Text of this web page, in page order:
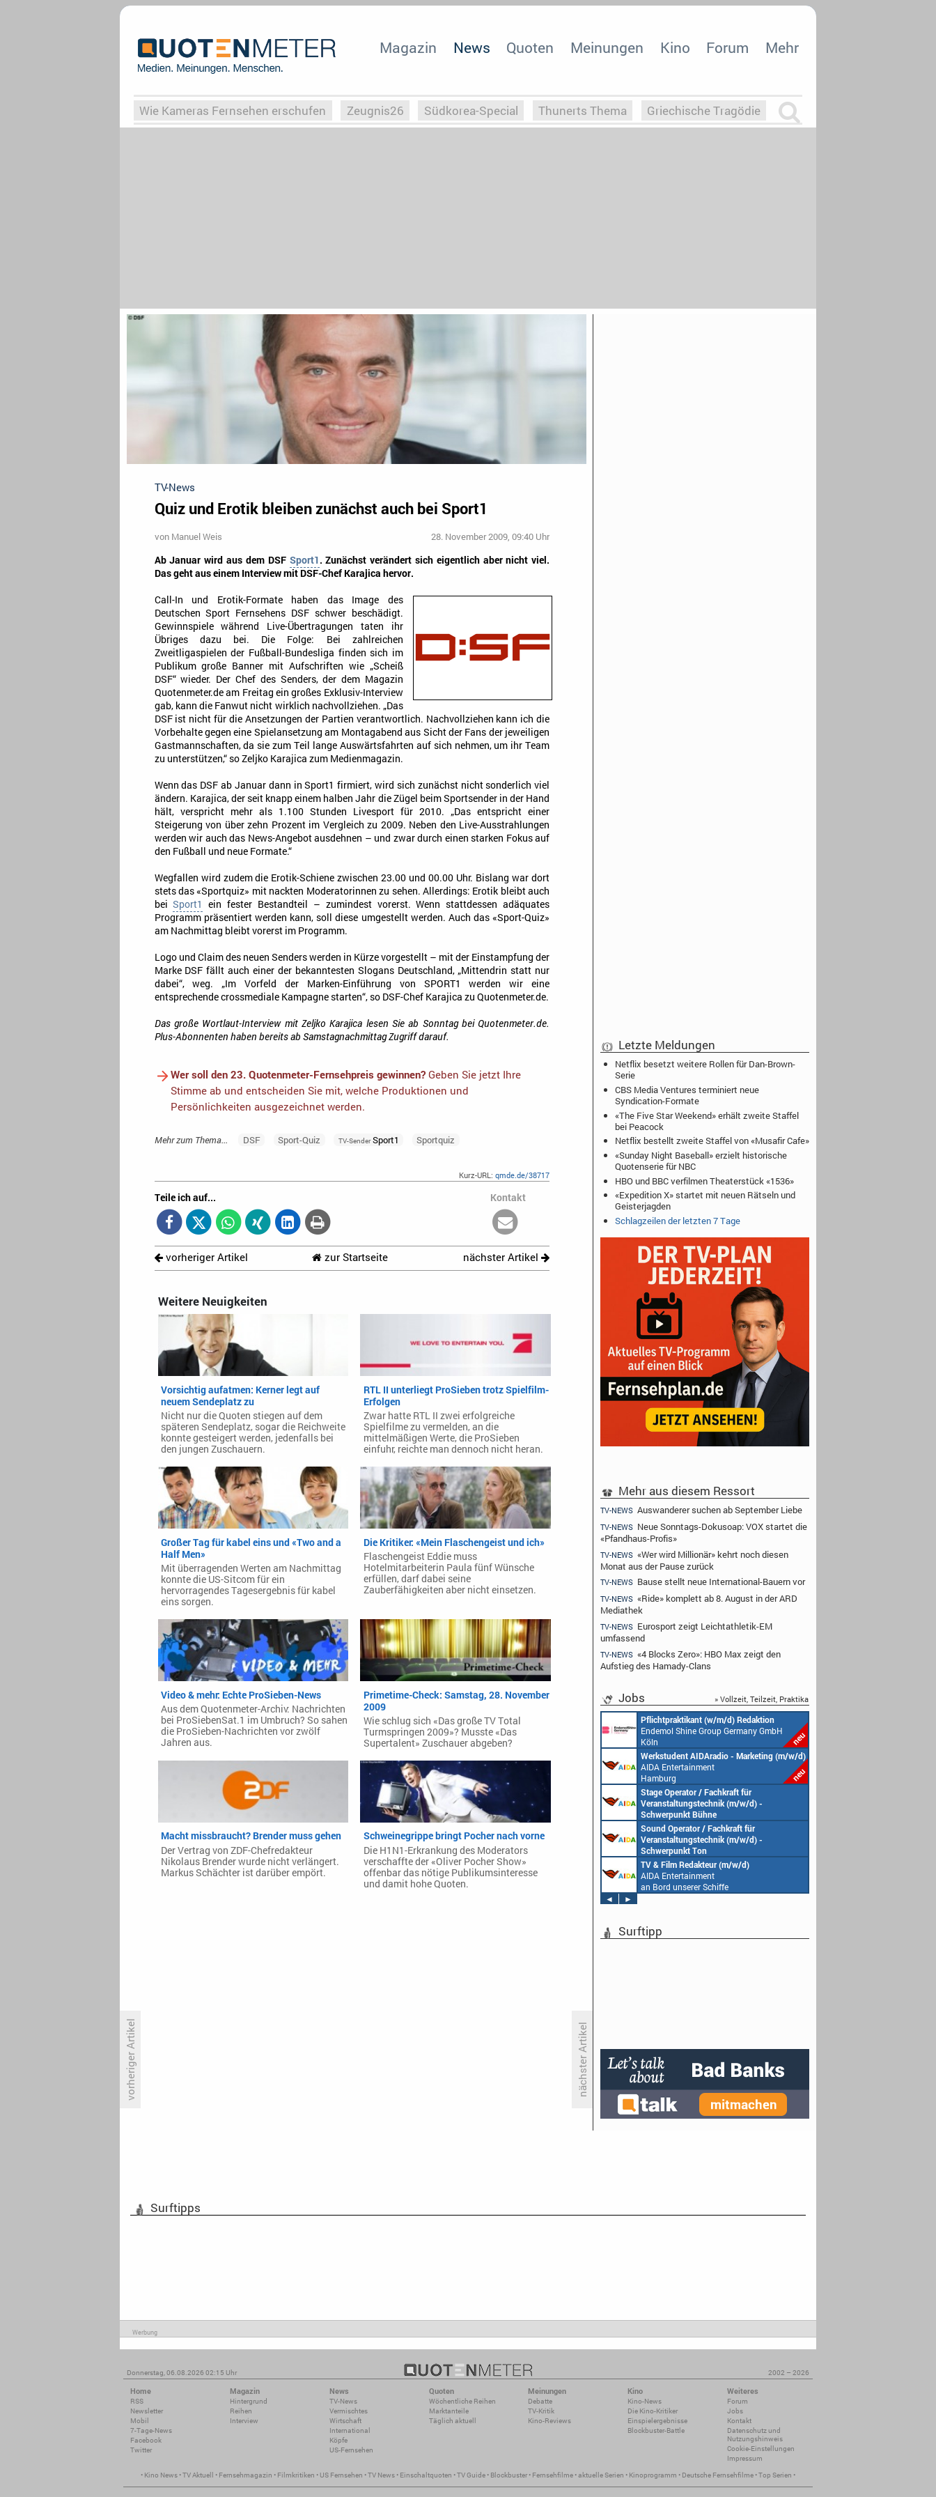
Magazin News Quoten Meinungen Kino Forum Mehr
Wie Kameras Fernsehen erschufen Zeugnis26 Südkorea-Special Thunerts Thema Griechische Tragödie
TV-News
Quiz und Erotik bleiben zunächst auch bei Sport1
von Manuel Weis 28. November 2009, 09:40 Uhr
Ab Januar wird aus dem DSF Sport1. Zunächst verändert sich eigentlich aber nicht viel.
Das geht aus einem Interview mit DSF-Chef Karajica hervor.
Call-In und Erotik-Formate haben das Image des
Deutschen Sport Fernsehens DSF schwer beschädigt.
Gewinnspiele während Live-Übertragungen taten ihr
Übriges dazu bei. Die Folge: Bei zahlreichen
Zweitligaspielen der Fußball-Bundesliga finden sich im
Publikum große Banner mit Aufschriften wie „Scheiß
DSF“ wieder. Der Chef des Senders, der dem Magazin
Quotenmeter.de am Freitag ein großes Exklusiv-Interview
gab, kann die Fanwut nicht wirklich nachvollziehen. „Das
DSF ist nicht für die Ansetzungen der Partien verantwortlich. Nachvollziehen kann ich die
Vorbehalte gegen eine Spielansetzung am Montagabend aus Sicht der Fans der jeweiligen
Gastmannschaften, da sie zum Teil lange Auswärtsfahrten auf sich nehmen, um ihr Team
zu unterstützen,“ so Zeljko Karajica zum Medienmagazin.
Wenn das DSF ab Januar dann in Sport1 firmiert, wird sich zunächst nicht sonderlich viel
ändern. Karajica, der seit knapp einem halben Jahr die Zügel beim Sportsender in der Hand
hält, verspricht mehr als 1.100 Stunden Livesport für 2010. „Das entspricht einer
Steigerung von über zehn Prozent im Vergleich zu 2009. Neben den Live-Ausstrahlungen
werden wir auch das News-Angebot ausdehnen – und zwar durch einen starken Fokus auf
den Fußball und neue Formate.“
Wegfallen wird zudem die Erotik-Schiene zwischen 23.00 und 00.00 Uhr. Bislang war dort
stets das «Sportquiz» mit nackten Moderatorinnen zu sehen. Allerdings: Erotik bleibt auch
beiSport1
ein fester Bestandteil – zumindest vorerst. Wenn stattdessen adäquates
Programm präsentiert werden kann, soll diese umgestellt werden. Auch das «Sport-Quiz»
am Nachmittag bleibt vorerst im Programm.
Logo und Claim des neuen Senders werden in Kürze vorgestellt – mit der Einstampfung der
Marke DSF fällt auch einer der bekanntesten Slogans Deutschland, „Mittendrin statt nur
dabei“, weg. „Im Vorfeld der Marken-Einführung von SPORT1 werden wir eine
entsprechende crossmediale Kampagne starten“, so DSF-Chef Karajica zu Quotenmeter.de.
Das große Wortlaut-Interview mit Zeljko Karajica lesen Sie ab Sonntag bei Quotenmeter.de.
Plus-Abonnenten haben bereits ab Samstagnachmittag Zugriff darauf.
Wer soll den 23. Quotenmeter-Fernsehpreis gewinnen?Geben Sie jetzt Ihre
Stimme ab und entscheiden Sie mit, welche Produktionen und
Persönlichkeiten ausgezeichnet werden.
Mehr zum Thema... DSF Sport-Quiz TV-SenderSport1 Sportquiz
Kurz-URL:qmde.de/38717
Teile ich auf... Kontakt
vorheriger Artikel zur Startseite nächster Artikel
vorheriger Artikel nächster Artikel
Weitere Neuigkeiten
Vorsichtig aufatmen: Kerner legt auf
neuem Sendeplatz zu
Nicht nur die Quoten stiegen auf dem
späteren Sendeplatz, sogar die Reichweite
konnte gesteigert werden, jedenfalls bei
den jungen Zuschauern.
RTL II unterliegt ProSieben trotz Spielfilm-
Erfolgen
Zwar hatte RTL II zwei erfolgreiche
Spielfilme zu vermelden, an die
mittelmäßigen Werte, die ProSieben
einfuhr, reichte man dennoch nicht heran.
Großer Tag für kabel eins und «Two and a
Half Men»
Mit überragenden Werten am Nachmittag
konnte die US-Sitcom für ein
hervorragendes Tagesergebnis für kabel
eins sorgen.
Die Kritiker: «Mein Flaschengeist und ich»
Flaschengeist Eddie muss
Hotelmitarbeiterin Paula fünf Wünsche
erfüllen, darf dabei seine
Zauberfähigkeiten aber nicht einsetzen.
Video & mehr: Echte ProSieben-News
Aus dem Quotenmeter-Archiv: Nachrichten
bei ProSiebenSat.1 im Umbruch? So sahen
die ProSieben-Nachrichten vor zwölf
Jahren aus.
Primetime-Check: Samstag, 28. November
2009
Wie schlug sich «Das große TV Total
Turmspringen 2009»? Musste «Das
Supertalent» Zuschauer abgeben?
Macht missbraucht? Brender muss gehen
Der Vertrag von ZDF-Chefredakteur
Nikolaus Brender wurde nicht verlängert.
Markus Schächter ist darüber empört.
Schweinegrippe bringt Pocher nach vorne
Die H1N1-Erkrankung des Moderators
verschaffte der «Oliver Pocher Show»
offenbar das nötige Publikumsinteresse
und damit hohe Quoten.
Letzte Meldungen
Netflix besetzt weitere Rollen für Dan-Brown-
Serie
CBS Media Ventures terminiert neue
Syndication-Formate
«The Five Star Weekend» erhält zweite Staffel
bei Peacock
Netflix bestellt zweite Staffel von «Musafir Cafe»
«Sunday Night Baseball» erzielt historische
Quotenserie für NBC
HBO und BBC verfilmen Theaterstück «1536»
«Expedition X» startet mit neuen Rätseln und
Geisterjagden
Schlagzeilen der letzten 7 Tage
Mehr aus diesem Ressort
TV-NEWS Auswanderer suchen ab September Liebe
TV-NEWS Neue Sonntags-Dokusoap: VOX startet die
«Pfandhaus-Profis»
TV-NEWS «Wer wird Millionär» kehrt noch diesen
Monat aus der Pause zurück
TV-NEWS Bause stellt neue International-Bauern vor
TV-NEWS «Ride» komplett ab 8. August in der ARD
Mediathek
TV-NEWS Eurosport zeigt Leichtathletik-EM
umfassend
TV-NEWS «4 Blocks Zero»: HBO Max zeigt den
Aufstieg des Hamady-Clans
Jobs » Vollzeit, Teilzeit, Praktika
Pflichtpraktikant (w/m/d) Redaktion
Endemol Shine Group Germany GmbH
Köln
Werkstudent AIDAradio - Marketing (m/w/d)
AIDA Entertainment
Hamburg
Stage Operator / Fachkraft für
Veranstaltungstechnik (m/w/d) -
Schwerpunkt Bühne
AIDA Entertainment
an Bord unserer Schiffe
Sound Operator / Fachkraft für
Veranstaltungstechnik (m/w/d) -
Schwerpunkt Ton
AIDA Entertainment
an Bord unserer Schiffe
TV & Film Redakteur (m/w/d)
AIDA Entertainment
an Bord unserer Schiffe
◄
►
Surftipp
Surftipps
Werbung
Donnerstag, 06.08.2026 02:15 Uhr 2002 – 2026
Home
RSS
Newsletter
Mobil
7-Tage-News
Facebook
Twitter
Magazin
Hintergrund
Reihen
Interview
News
TV-News
Vermischtes
Wirtschaft
International
Köpfe
US-Fernsehen
Quoten
Wöchentliche Reihen
Marktanteile
Täglich aktuell
Meinungen
Debatte
TV-Kritik
Kino-Reviews
Kino
Kino-News
Die Kino-Kritiker
Einspielergebnisse
Blockbuster-Battle
Weiteres
Forum
Jobs
Kontakt
Datenschutz und
Nutzungshinweis
Cookie-Einstellungen
Impressum
• Kino News •TV Aktuell • Fernsehmagazin • Filmkritiken • US Fernsehen •TV News • Einschaltquoten •TV Guide • Blockbuster • Fernsehfilme •aktuelle Serien • Kinoprogramm • Deutsche Fernsehfilme •Top Serien •